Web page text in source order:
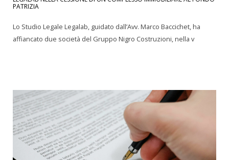
PATRIZIA
Lo Studio Legale Legalab, guidato dall’Avv. Marco Baccichet, ha
affiancato due società del Gruppo Nigro Costruzioni, nella v